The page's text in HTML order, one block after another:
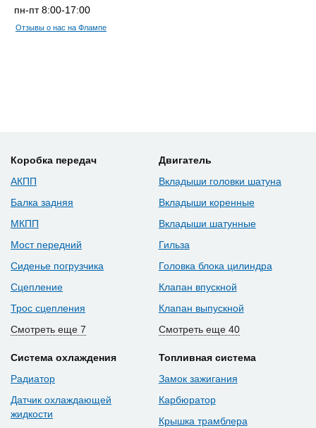
пн-пт 8:00-17:00
Отзывы о нас на Флампе
Коробка передач
АКПП
Балка задняя
МКПП
Мост передний
Сиденье погрузчика
Сцепление
Трос сцепления
Смотреть еще 7
Двигатель
Вкладыши головки шатуна
Вкладыши коренные
Вкладыши шатунные
Гильза
Головка блока цилиндра
Клапан впускной
Клапан выпускной
Смотреть еще 40
Система охлаждения
Радиатор
Датчик охлаждающей
жидкости
Топливная система
Замок зажигания
Карбюратор
Крышка трамблера